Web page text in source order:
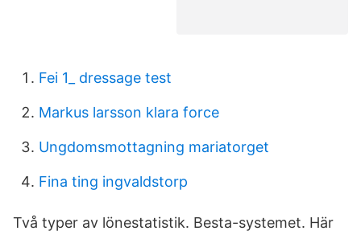
Fei 1_ dressage test
Markus larsson klara force
Ungdomsmottagning mariatorget
Fina ting ingvaldstorp
Två typer av lönestatistik. Besta-systemet. Här